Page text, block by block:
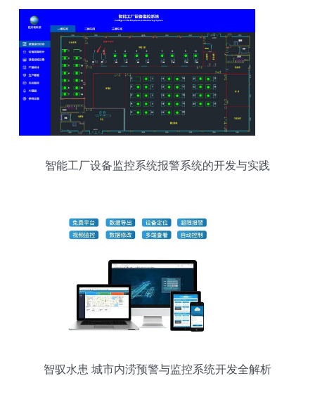
智能工厂设备监控系统报警系统的开发与实践
智驭水患 城市内涝预警与监控系统开发全解析